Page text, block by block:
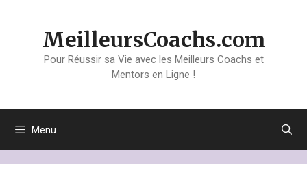
MeilleursCoachs.com
Pour Réussir sa Vie avec les Meilleurs Coachs et
Mentors en Ligne !
Menu